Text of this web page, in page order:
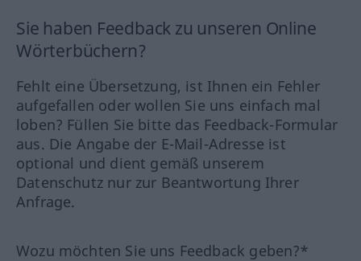
Sie haben Feedback zu unseren Online
Wörterbüchern?
Fehlt eine Übersetzung, ist Ihnen ein Fehler
aufgefallen oder wollen Sie uns einfach mal
loben? Füllen Sie bitte das Feedback-Formular
aus. Die Angabe der E-Mail-Adresse ist
optional und dient gemäß unserem
Datenschutz nur zur Beantwortung Ihrer
Anfrage.
Wozu möchten Sie uns Feedback geben?*